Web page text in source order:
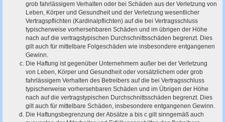
grob fahrlässigem Verhalten oder bei Schäden aus der Verletzung von
Leben, Körper und Gesundheit und der Verletzung wesentlicher
Vertragspflichten (Kardinalpflichten) auf die bei Vertragsschluss
typischerweise vorhersehbaren Schäden und im übrigen der Höhe
nach auf die vertragstypischen Durchschnittsschäden begrenzt. Dies
gilt auch für mittelbare Folgeschäden wie insbesondere entgangenen
Gewinn.
Die Haftung ist gegenüber Unternehmern außer bei der Verletzung
von Leben, Körper und Gesundheit oder vorsätzlichem oder grob
fahrlässigem Verhalten des Betreibers auf die bei Vertragsschluss
typischerweise vorhersehbaren Schäden und im Übrigen der Höhe
nach auf die vertragstypischen Durchschnittsschäden begrenzt. Dies
gilt auch für mittelbare Schäden, insbesondere entgangenen Gewinn.
Die Haftungsbegrenzung der Absätze a bis c gilt sinngemäß auch